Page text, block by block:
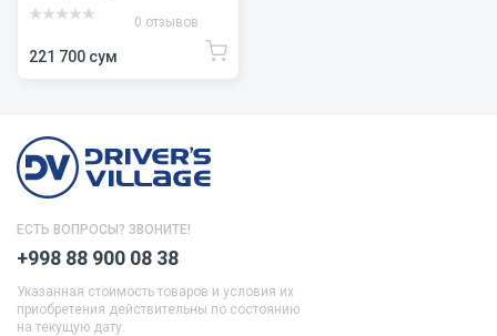
0 отзывов
221 700 сум
ЕСТЬ ВОПРОСЫ? ЗВОНИТЕ!
+998 88 900 08 38
Указанная стоимость товаров и условия их
приобретения действительны по состоянию
на текущую дату.